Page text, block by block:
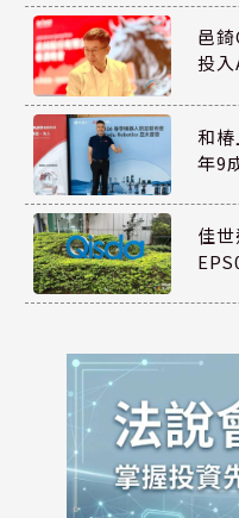
邑
投
和
年9
佳